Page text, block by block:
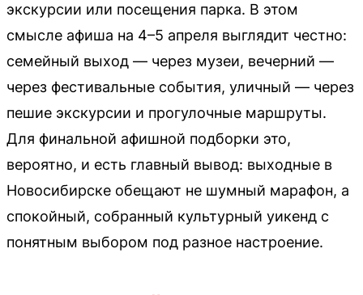
экскурсии или посещения парка. В этом
смысле афиша на 4–5 апреля выглядит честно:
семейный выход — через музеи, вечерний —
через фестивальные события, уличный — через
пешие экскурсии и прогулочные маршруты.
Для финальной афишной подборки это,
вероятно, и есть главный вывод: выходные в
Новосибирске обещают не шумный марафон, а
спокойный, собранный культурный уикенд с
понятным выбором под разное настроение.